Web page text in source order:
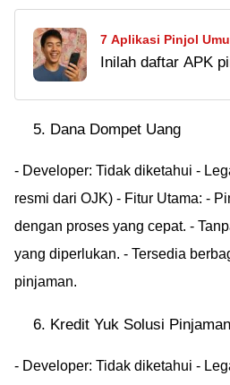
7 Aplikasi Pinjol
Tahun Terbaru 2024,
Inilah daftar APK
saja. Cek juga cara
online umur 18
yang pasti cair.
Dana Dompet Uang
- Developer: Tidak diketahui -
resmi dari OJK) - Fitur Utama: -
dengan proses yang cepat. -
yang diperlukan. - Tersedia
pinjaman.
Kredit Yuk Solusi Pinjaman
- Developer: Tidak diketahui -